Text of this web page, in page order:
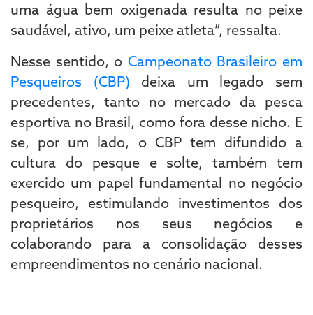
uma água bem oxigenada resulta no peixe
saudável, ativo, um peixe atleta”, ressalta.
Nesse sentido, o Campeonato Brasileiro em
Pesqueiros (CBP) deixa um legado sem
precedentes, tanto no mercado da pesca
esportiva no Brasil, como fora desse nicho. E
se, por um lado, o CBP tem difundido a
cultura do pesque e solte, também tem
exercido um papel fundamental no negócio
pesqueiro, estimulando investimentos dos
proprietários nos seus negócios e
colaborando para a consolidação desses
empreendimentos no cenário nacional.